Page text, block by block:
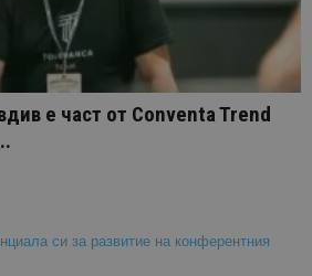
е част от Conventa Trend